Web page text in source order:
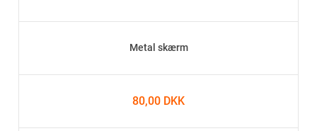
Metal skærm
80,00 DKK